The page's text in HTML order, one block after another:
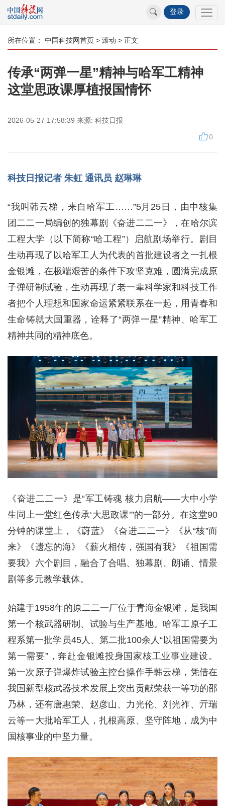
登录
所在位置： 中国科技网首页 > 滚动 > 正文
传承“两弹一星”精神与哈军工精神
这堂思政课厚植报国情怀
2026-05-27 17:58:39 来源: 科技日报
0
科技日报记者 朱虹 通讯员 赵琳琳
“我叫韩云梯，来自哈军工……”5月25日，由中核集
团二二一局编创的独幕剧《奋进二二一》，在哈尔滨
工程大学（以下简称“哈工程”）启航剧场举行。剧目
生动再现了以哈军工人为代表的首批建设者之一扎根
金银滩，在极端艰苦的条件下攻坚克难，圆满完成原
子弹研制试验，生动再现了老一辈科学家和科技工作
者把个人理想和国家命运紧紧联系在一起，用青春和
生命铸就大国重器，诠释了“两弹一星”精神、哈军工
精神共同的精神底色。
《奋进二二一》是“军工铸魂 核力启航——大中小学
生同上一堂红色传承‘大思政课’”的一部分。在这堂90
分钟的课堂上，《蔚蓝》《奋进二二一》《从“核”而
来》《遗忘的海》《薪火相传，强国有我》《祖国需
要我》六个剧目，融合了合唱、独幕剧、朗诵、情景
剧等多元教学载体。
始建于1958年的原二二一厂位于青海金银滩，是我国
第一个核武器研制、试验与生产基地。哈军工原子工
程系第一批学员45人、第二批100余人“以祖国需要为
第一需要”，奔赴金银滩投身国家核工业事业建设。
第一次原子弹爆炸试验主控台操作手韩云梯，凭借在
我国新型核武器技术发展上突出贡献荣获一等功的邵
乃林，还有唐惠荣、赵彦山、力光伦、刘光祚、亓瑞
云等一大批哈军工人，扎根高原、坚守阵地，成为中
国核事业的中坚力量。